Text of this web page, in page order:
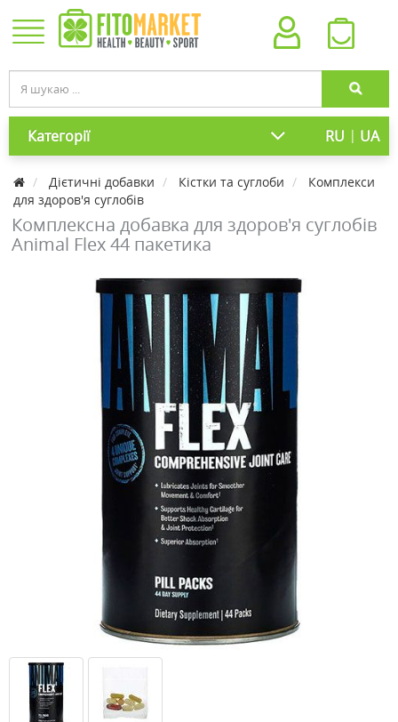
Категорії RU | UA
Дієтичні добавки Кістки та суглоби
Комплекси
для здоров'я суглобів
Комплексна добавка для здоров'я суглобів
Animal Flex 44 пакетика